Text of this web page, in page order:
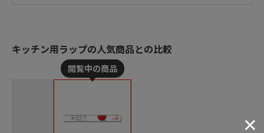
キッチン用ラップの人気商品との比較